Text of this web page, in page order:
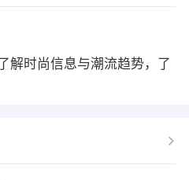
解时尚信息与潮流趋势，了